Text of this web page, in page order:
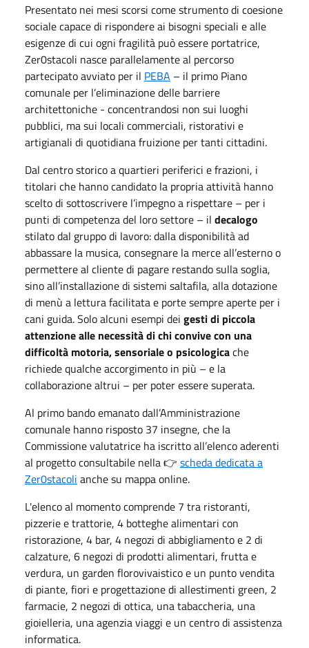
Presentato nei mesi scorsi come strumento di coesione
sociale capace di rispondere ai bisogni speciali e alle
esigenze di cui ogni fragilità può essere portatrice,
Zer0stacoli nasce parallelamente al percorso
partecipato avviato per il PEBA – il primo Piano
comunale per l’eliminazione delle barriere
architettoniche - concentrandosi non sui luoghi
pubblici, ma sui locali commerciali, ristorativi e
artigianali di quotidiana fruizione per tanti cittadini.
Dal centro storico a quartieri periferici e frazioni, i
titolari che hanno candidato la propria attività hanno
scelto di sottoscrivere l’impegno a rispettare – per i
punti di competenza del loro settore – il decalogo
stilato dal gruppo di lavoro: dalla disponibilità ad
abbassare la musica, consegnare la merce all’esterno o
permettere al cliente di pagare restando sulla soglia,
sino all’installazione di sistemi saltafila, alla dotazione
di menù a lettura facilitata e porte sempre aperte per i
cani guida. Solo alcuni esempi dei gesti di piccola
attenzione alle necessità di chi convive con una
difficoltà motoria, sensoriale o psicologicache
richiede qualche accorgimento in più – e la
collaborazione altrui – per poter essere superata.
Al primo bando emanato dall’Amministrazione
comunale hanno risposto 37 insegne, che la
Commissione valutatrice ha iscritto all’elenco aderenti
al progetto consultabile nella 👉 scheda dedicata a
Zer0stacoli anche su mappa online.
L'elenco al momento comprende 7 tra ristoranti,
pizzerie e trattorie, 4 botteghe alimentari con
ristorazione, 4 bar, 4 negozi di abbigliamento e 2 di
calzature, 6 negozi di prodotti alimentari, frutta e
verdura, un garden florovivaistico e un punto vendita
di piante, fiori e progettazione di allestimenti green, 2
farmacie, 2 negozi di ottica, una tabaccheria, una
gioielleria, una agenzia viaggi e un centro di assistenza
informatica.